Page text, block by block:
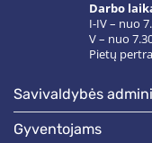
Darbo
I-IV – nuo
V – nuo
Pietų
savivaldybės
gyventojams